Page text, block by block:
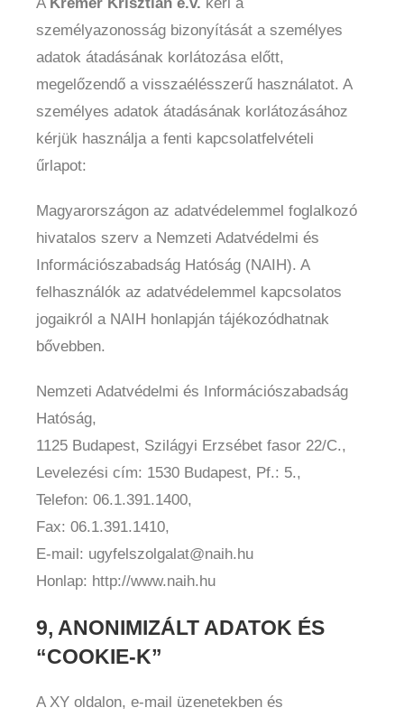
személyazonosság bizonyítását a személyes
adatok átadásának korlátozása előtt,
megelőzendő a visszaélésszerű használatot. A
személyes adatok átadásának korlátozásához
kérjük használja a fenti kapcsolatfelvételi
űrlapot:
Magyarországon az adatvédelemmel foglalkozó
hivatalos szerv a Nemzeti Adatvédelmi és
Információszabadság Hatóság (NAIH). A
felhasználók az adatvédelemmel kapcsolatos
jogaikról a NAIH honlapján tájékozódhatnak
bővebben.
Nemzeti Adatvédelmi és Információszabadság
Hatóság,
1125 Budapest, Szilágyi Erzsébet fasor 22/C.,
Levelezési cím: 1530 Budapest, Pf.: 5.,
Telefon: 06.1.391.1400,
Fax: 06.1.391.1410,
E-mail: ugyfelszolgalat@naih.hu
Honlap: http://www.naih.hu
9, ANONIMIZÁLT ADATOK ÉS
“COOKIE-K”
A XY oldalon, e-mail üzenetekben és